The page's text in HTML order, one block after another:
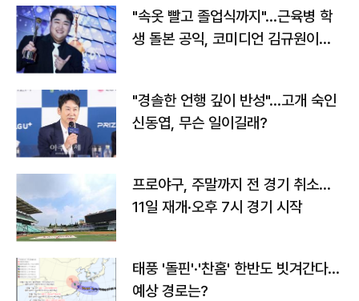
"속옷 빨고 졸업식까지"…근육병 학
생 돌본 공익, 코미디언 김규원이었
"경솔한 언행 깊이 반성"…고개 숙인
신동엽, 무슨 일이길래?
프로야구, 주말까지 전 경기 취소…
11일 재개·오후 7시 경기 시작
태풍 '돌핀'·'찬홈' 한반도 빗겨간다…
예상 경로는?